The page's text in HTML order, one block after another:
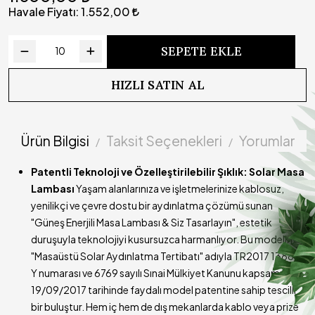
Süresi
Yazılımlı devre sayesinde kademeli olarak ışık gücü
azalmaktadır
Ürünümüzün kargoya teslim süresi 3-5 iş günüdür
Havale Fiyatı:1.552,00
SEPETE EKLE
HIZLI SATIN AL
Ürün Bilgisi Taksit Seçenekleri Yorumlar
Patentli Teknoloji ve Özelleştirilebilir Şıklık: Solar Masa
LambasıYaşam alanlarınıza ve işletmelerinize kablosuz,
yenilikçi ve çevre dostu bir aydınlatma çözümü sunan
"Güneş Enerjili Masa Lambası & Siz Tasarlayın", estetik
duruşuyla teknolojiyi kusursuzca harmanlıyor. Bu modelimiz,
"Masaüstü Solar Aydınlatma Tertibatı" adıyla TR2017 13886
Y numarası ve 6769 sayılı Sınai Mülkiyet Kanunu kapsamında
19/09/2017 tarihinde faydalı model patentine sahip tescilli
bir buluştur. Hem iç hem de dış mekanlarda kablo veya prize